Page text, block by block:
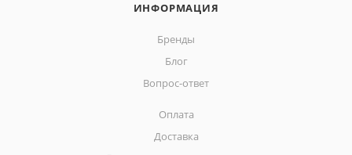
ИНФОРМАЦИЯ
Бренды
Блог
Вопрос-ответ
Оплата
Доставка